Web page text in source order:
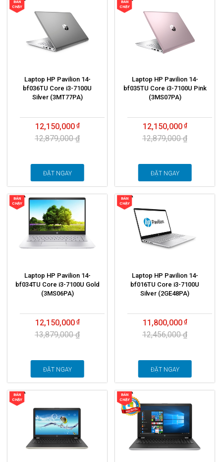
BÁN
CHẠY
Laptop HP Pavilion 14-
bf036TU Core i3-7100U
Silver (3MT77PA)
12,150,000
12,879,000 ₫
ĐẶT NGAY
BÁN
CHẠY
Laptop HP Pavilion 14-
bf035TU Core i3-7100U Pink
(3MS07PA)
12,150,000
12,879,000 ₫
ĐẶT NGAY
BÁN
CHẠY
Laptop HP Pavilion 14-
bf034TU Core i3-7100U Gold
(3MS06PA)
12,150,000
13,879,000 ₫
ĐẶT NGAY
BÁN
CHẠY
Laptop HP Pavilion 14-
bf016TU Core i3-7100U
Silver (2GE48PA)
11,800,000
12,456,000 ₫
ĐẶT NGAY
BÁN
CHẠY
BÁN
CHẠY